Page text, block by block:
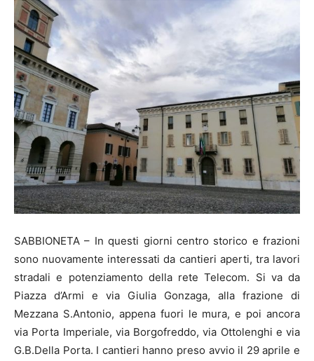
SABBIONETA – In questi giorni centro storico e frazioni
sono nuovamente interessati da cantieri aperti, tra lavori
stradali e potenziamento della rete Telecom. Si va da
Piazza d’Armi e via Giulia Gonzaga, alla frazione di
Mezzana S.Antonio, appena fuori le mura, e poi ancora
via Porta Imperiale, via Borgofreddo, via Ottolenghi e via
G.B.Della Porta. I cantieri hanno preso avvio il 29 aprile e